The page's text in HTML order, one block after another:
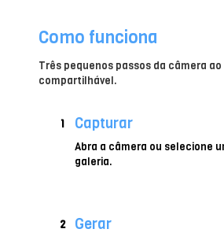
Como funciona
Três pequenos passos da câmera
compartilhável.
1 Capturar
Abra a câmera ou selecione
galeria.
2 Gerar